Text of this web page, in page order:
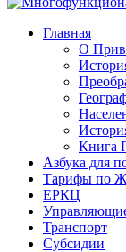
Главная
О
Книга
Азбука для
Тарифы по
ЕРКЦ
Транспорт
Субсидии